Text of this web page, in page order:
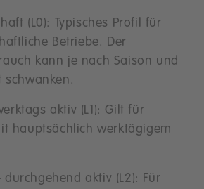
(L0): Typisches Profil für
Betriebe. Der
kann je nach Saison und
schwanken.
aktiv (L1): Gilt für
hauptsächlich werktägigem
durchgehend aktiv (L2): Für